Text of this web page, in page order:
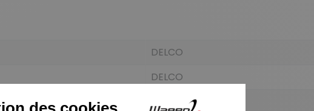
DELCO
DELCO